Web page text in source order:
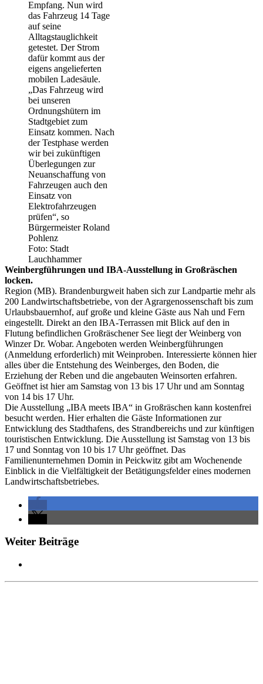
Empfang. Nun wird
das Fahrzeug 14 Tage
auf seine
Alltagstauglichkeit
getestet. Der Strom
dafür kommt aus der
eigens angelieferten
mobilen Ladesäule.
„Das Fahrzeug wird
bei unseren
Ordnungshütern im
Stadtgebiet zum
Einsatz kommen. Nach
der Testphase werden
wir bei zukünftigen
Überlegungen zur
Neuanschaffung von
Fahrzeugen auch den
Einsatz von
Elektrofahrzeugen
prüfen“, so
Bürgermeister Roland
Pohlenz
Foto: Stadt
Lauchhammer
Weinbergführungen und IBA-Ausstellung in Großräschen
locken.
Region (MB). Brandenburgweit haben sich zur Landpartie mehr als
200 Landwirtschaftsbetriebe, von der Agrargenossenschaft bis zum
Urlaubsbauernhof, auf große und kleine Gäste aus Nah und Fern
eingestellt. Direkt an den IBA-Terrassen mit Blick auf den in
Flutung befindlichen Großräschener See liegt der Weinberg von
Winzer Dr. Wobar. Angeboten werden Weinbergführungen
(Anmeldung erforderlich) mit Weinproben. Interessierte können hier
alles über die Entstehung des Weinberges, den Boden, die
Erziehung der Reben und die angebauten Weinsorten erfahren.
Geöffnet ist hier am Samstag von 13 bis 17 Uhr und am Sonntag
von 14 bis 17 Uhr.
Die Ausstellung „IBA meets IBA“ in Großräschen kann kostenfrei
besucht werden. Hier erhalten die Gäste Informationen zur
Entwicklung des Stadthafens, des Strandbereichs und zur künftigen
touristischen Entwicklung. Die Ausstellung ist Samstag von 13 bis
17 und Sonntag von 10 bis 17 Uhr geöffnet. Das
Familienunternehmen Domin in Peickwitz gibt am Wochenende
Einblick in die Vielfältigkeit der Betätigungsfelder eines modernen
Landwirtschaftsbetriebes.
Weiter Beiträge